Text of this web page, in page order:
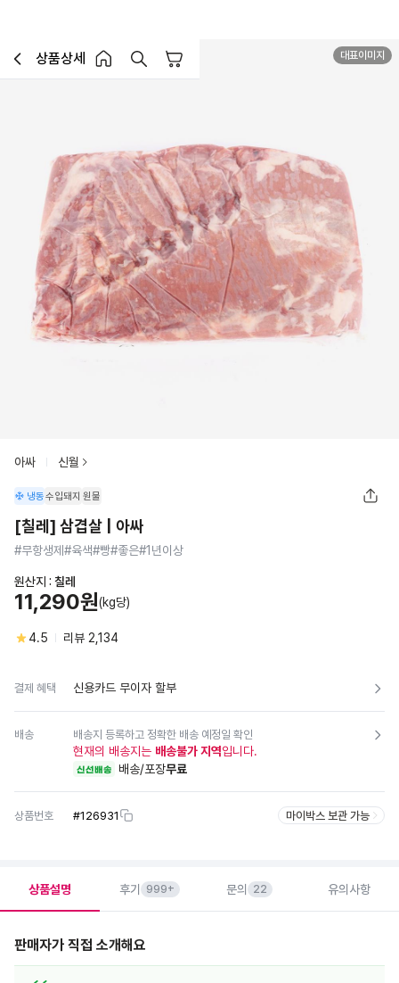
이전페이지로 이동
상품상세
홈 버튼홈 장바구니
MD추천 대표이미지
아싸 신월
냉동수입돼지 원물
[칠레] 삼겹살 | 아싸
#무항생제#육색#빵#좋은#1년이상
원산지 : 칠레
11,290원(kg당)
4.5 리뷰 2,134
결제 혜택 신용카드 무이자 할부
배송 배송지 등록하고 정확한 배송 예정일 확인
현재의 배송지는 배송불가 지역입니다.
신선배송 배송/포장무료
상품번호 #126931 마이박스 보관 가능
상품설명 후기 999+ 문의 22 유의사항
판매자가 직접 소개해요